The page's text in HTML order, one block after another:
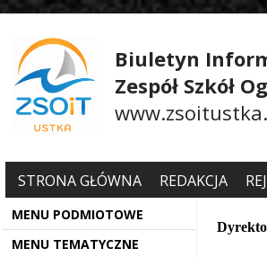
Biuletyn
Zespół Szkół
STRONA GŁÓWNA REDAKCJA
MENU PODMIOTOWE
MENU TEMATYCZNE